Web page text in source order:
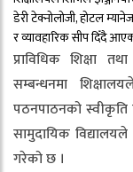
डेरी टेक्नोलोजी, होटल
र व्यावहारिक सीप दिँदै
प्राविधिक शिक्षा
सम्बन्धनमा
पठनपाठनको
सामुदायिक
गरेको छ ।